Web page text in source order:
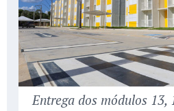
Entrega dos módulos 13,